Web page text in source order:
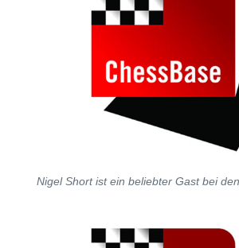
Nigel Short ist ein beliebter Gast bei